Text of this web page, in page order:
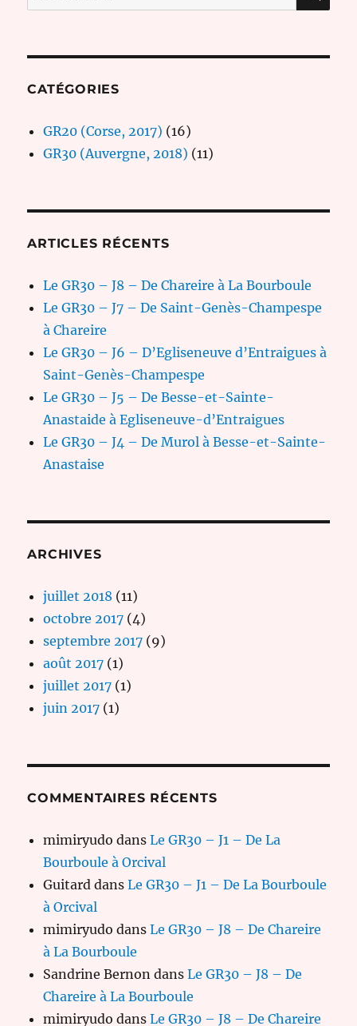
pour :
CATÉGORIES
GR20 (Corse, 2017) (16)
GR30 (Auvergne, 2018) (11)
ARTICLES RÉCENTS
Le GR30 – J8 – De Chareire à La Bourboule
Le GR30 – J7 – De Saint-Genès-Champespe
à Chareire
Le GR30 – J6 – D’Egliseneuve d’Entraigues à
Saint-Genès-Champespe
Le GR30 – J5 – De Besse-et-Sainte-
Anastaide à Egliseneuve-d’Entraigues
Le GR30 – J4 – De Murol à Besse-et-Sainte-
Anastaise
ARCHIVES
juillet 2018 (11)
octobre 2017 (4)
septembre 2017 (9)
août 2017 (1)
juillet 2017 (1)
juin 2017 (1)
COMMENTAIRES RÉCENTS
mimiryudo dansLe GR30 – J1 – De La
Bourboule à Orcival
Guitard dansLe GR30 – J1 – De La Bourboule
à Orcival
mimiryudo dansLe GR30 – J8 – De Chareire
à La Bourboule
Sandrine Bernon dansLe GR30 – J8 – De
Chareire à La Bourboule
mimiryudo dansLe GR30 – J8 – De Chareire